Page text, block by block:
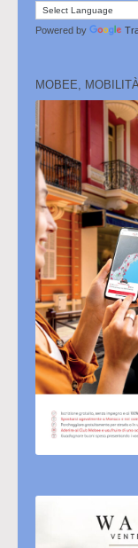
Powered by
MOBEE,